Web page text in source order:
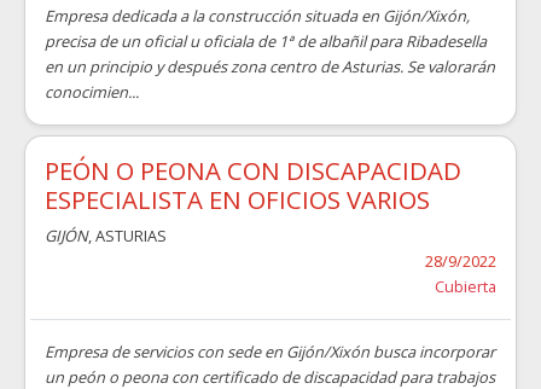
Empresa dedicada a la construcción situada en Gijón/Xixón,
precisa de un oficial u oficiala de 1ª de albañil para Ribadesella
en un principio y después zona centro de Asturias. Se valorarán
conocimien...
PEÓN O PEONA CON DISCAPACIDAD
ESPECIALISTA EN OFICIOS VARIOS
GIJÓN, ASTURIAS
28/9/2022
Cubierta
Empresa de servicios con sede en Gijón/Xixón busca incorporar
un peón o peona con certificado de discapacidad para trabajos